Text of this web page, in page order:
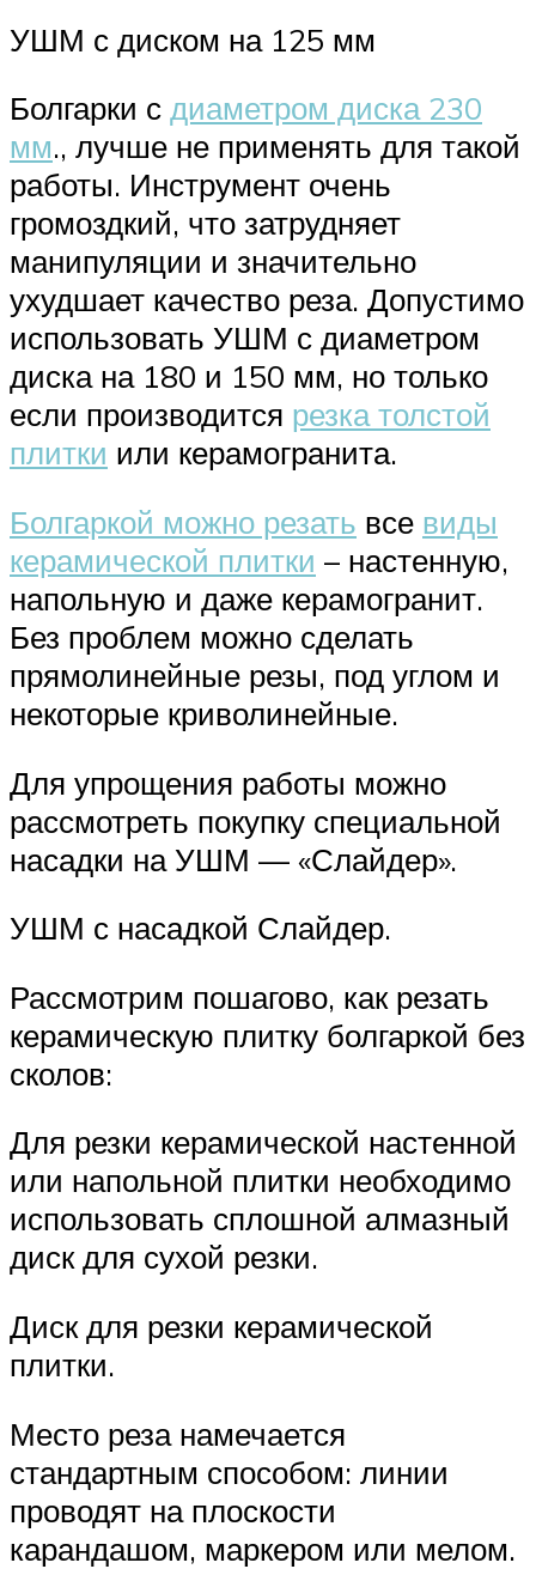
УШМ с диском на 125 мм
Болгарки с диаметром диска 230
мм., лучше не применять для такой
работы. Инструмент очень
громоздкий, что затрудняет
манипуляции и значительно
ухудшает качество реза. Допустимо
использовать УШМ с диаметром
диска на 180 и 150 мм, но только
если производится резка толстой
плитки или керамогранита.
Болгаркой можно резать все виды
керамической плитки – настенную,
напольную и даже керамогранит.
Без проблем можно сделать
прямолинейные резы, под углом и
некоторые криволинейные.
Для упрощения работы можно
рассмотреть покупку специальной
насадки на УШМ — «Слайдер».
УШМ с насадкой Слайдер.
Рассмотрим пошагово, как резать
керамическую плитку болгаркой без
сколов:
Для резки керамической настенной
или напольной плитки необходимо
использовать сплошной алмазный
диск для сухой резки.
Диск для резки керамической
плитки.
Место реза намечается
стандартным способом: линии
проводят на плоскости
карандашом, маркером или мелом.